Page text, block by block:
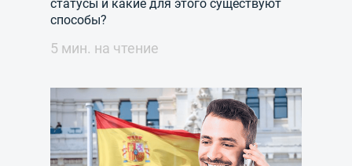
статусы и какие для этого существуют
способы?
5 мин. на чтение